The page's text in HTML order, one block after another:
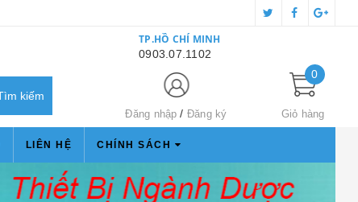
TP.HỒ CHÍ MINH
0903.07.1102
Đăng nhập Đăng ký
0
Giỏ hàng
LIÊN HỆ CHÍNH SÁCH